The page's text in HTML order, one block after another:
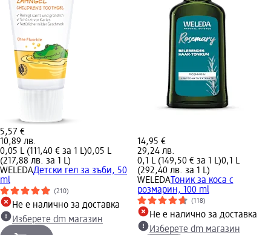
5,57 €
10,89 лв.
0,05 L (111,40 € за 1 L)0,05 L
(217,88 лв. за 1 L)
WELEDAДетски гел за зъби, 50
ml
(210)
Не е налично за доставка
Изберете dm магазин
14,95 €
29,24 лв.
0,1 L (149,50 € за 1 L)0,1 L
(292,40 лв. за 1 L)
WELEDAТоник за коса с
розмарин, 100 ml
(118)
Не е налично за доставка
Изберете dm магазин